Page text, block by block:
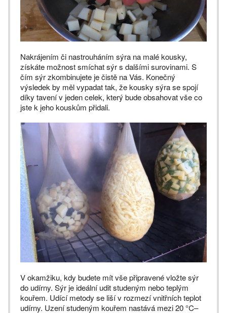
Nakrájením či nastrouháním sýra na malé kousky,
získáte možnost smíchat sýr s dalšími surovinami. S
čím sýr zkombinujete je čistě na Vás. Konečný
výsledek by měl vypadat tak, že kousky sýra se spojí
díky tavení v jeden celek, který bude obsahovat vše co
jste k jeho kouskům přidali.
V okamžiku, kdy budete mít vše připravené vložte sýr
do udírny. Sýr je ideální udit studeným nebo teplým
kouřem. Udící metody se liší v rozmezí vnitřních teplot
udírny. Uzení studeným kouřem nastává mezi 20 °C–